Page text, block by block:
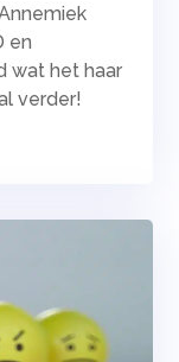
en
wat het haar
verder!